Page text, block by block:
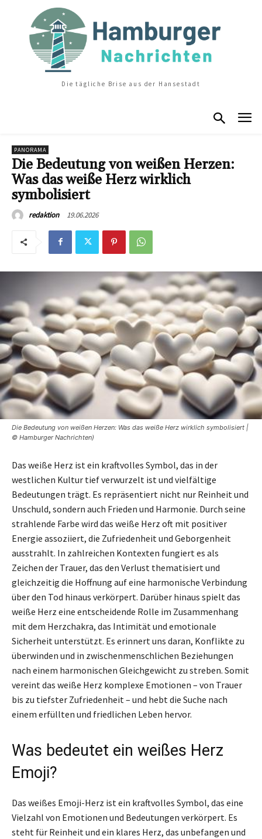
Die tägliche Brise aus der Hansestadt
PANORAMA
Die Bedeutung von weißen Herzen:
Was das weiße Herz wirklich
symbolisiert
redaktion 19.06.2026
Die Bedeutung von weißen Herzen: Was das weiße Herz wirklich symbolisiert |
© Hamburger Nachrichten)
Das weiße Herz ist ein kraftvolles Symbol, das in der
westlichen Kultur tief verwurzelt ist und vielfältige
Bedeutungen trägt. Es repräsentiert nicht nur Reinheit und
Unschuld, sondern auch Frieden und Harmonie. Durch seine
strahlende Farbe wird das weiße Herz oft mit positiver
Energie assoziiert, die Zufriedenheit und Geborgenheit
ausstrahlt. In zahlreichen Kontexten fungiert es als
Zeichen der Trauer, das den Verlust thematisiert und
gleichzeitig die Hoffnung auf eine harmonische Verbindung
über den Tod hinaus verkörpert. Darüber hinaus spielt das
weiße Herz eine entscheidende Rolle im Zusammenhang
mit dem Herzchakra, das Intimität und emotionale
Sicherheit unterstützt. Es erinnert uns daran, Konflikte zu
überwinden und in zwischenmenschlichen Beziehungen
nach einem harmonischen Gleichgewicht zu streben. Somit
vereint das weiße Herz komplexe Emotionen – von Trauer
bis zu tiefster Zufriedenheit – und hebt die Suche nach
einem erfüllten und friedlichen Leben hervor.
Was bedeutet ein weißes Herz
Emoji?
Das weißes Emoji-Herz ist ein kraftvolles Symbol, das eine
Vielzahl von Emotionen und Bedeutungen verkörpert. Es
steht für Reinheit und ein klares Herz, das unbefangen und